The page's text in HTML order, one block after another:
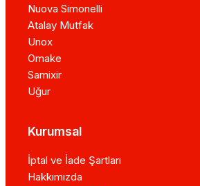
Nuova Simonelli
Atalay Mutfak
Unox
Omake
Samixir
Uğur
Kurumsal
İptal ve İade Şartları
Hakkımızda